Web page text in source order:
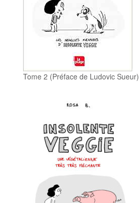
Tome 2 (Préface de Ludovic Sueur)